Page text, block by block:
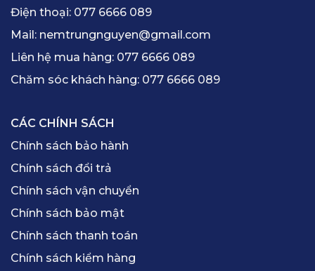
Điện thoại: 077 6666 089
Mail: nemtrungnguyen@gmail.com
Liên hệ mua hàng: 077 6666 089
Chăm sóc khách hàng: 077 6666 089
CÁC CHÍNH SÁCH
Chính sách bảo hành
Chính sách đổi trả
Chính sách vận chuyển
Chính sách bảo mật
Chính sách thanh toán
Chính sách kiểm hàng